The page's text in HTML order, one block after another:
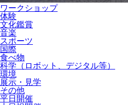
ワークショップ
体験
文化鑑賞
音楽
スポーツ
国際
食べ物
科学（ロボット、デジタル等）
環境
展示・見学
その他
平日開催